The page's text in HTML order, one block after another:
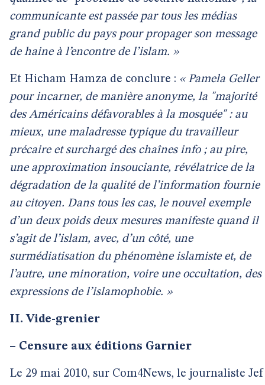
communicante est passée par tous les médias
grand public du pays pour propager son message
de haine à l’encontre de l’islam. »
Et Hicham Hamza de conclure : « Pamela Geller
pour incarner, de manière anonyme, la "majorité
des Américains défavorables à la mosquée" : au
mieux, une maladresse typique du travailleur
précaire et surchargé des chaînes info ; au pire,
une approximation insouciante, révélatrice de la
dégradation de la qualité de l’information fournie
au citoyen. Dans tous les cas, le nouvel exemple
d’un deux poids deux mesures manifeste quand il
s’agit de l’islam, avec, d’un côté, une
surmédiatisation du phénomène islamiste et, de
l’autre, une minoration, voire une occultation, des
expressions de l’islamophobie. »
II. Vide-grenier
– Censure aux éditions Garnier
Le 29 mai 2010, sur Com4News, le journaliste Jef